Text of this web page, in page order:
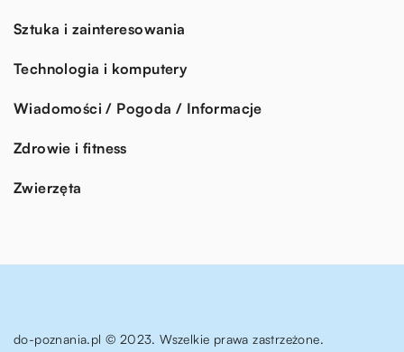
Sztuka i zainteresowania
Technologia i komputery
Wiadomości / Pogoda / Informacje
Zdrowie i fitness
Zwierzęta
do-poznania.pl © 2023. Wszelkie prawa zastrzeżone.